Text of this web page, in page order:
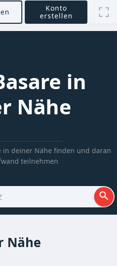
Konto
erstellen
in
Nähe
in deiner Nähe finden und daran
teilnehmen
Nähe